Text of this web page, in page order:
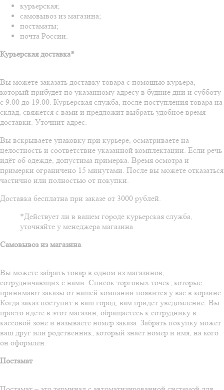
курьерская;
самовывоз из магазина;
постаматы;
почта России.
Курьерская доставка*
Вы можете заказать доставку товара с помощью курьера,
который прибудет по указанному адресу в будние дни и субботу
с 9.00 до 19.00. Курьерская служба, после поступления товара на
склад, свяжется с вами и предложит выбрать удобное время
доставки. Уточнит адрес.
Вы вскрываете упаковку при курьере, осматриваете на
целостность и соответствие указанной комплектации. Если речь
идёт об одежде, допустима примерка. Время осмотра и
примерки ограничено 15 минутами. После вы можете отказаться
частично или полностью от покупки.
Доставка бесплатна при заказе от 3000 рублей.
*Действует ли в вашем городе курьерская служба,
уточняйте у менеджера магазина.
Самовывоз из магазина
Вы можете забрать товар в одном из магазинов,
сотрудничающих с нами. Список торговых точек, которые
принимают заказы от нашей компании появится у вас в корзине.
Когда заказ поступит в ваш город, вам придёт уведомление. Вы
просто идёте в этот магазин, обращаетесь к сотруднику в
кассовой зоне и называете номер заказа. Забрать покупку может
ваш друг или родственник, который знает номер и имя, на кого
он оформлен.
Постамат